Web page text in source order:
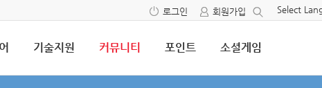
Select
로그인 회원가입
기술지원 커뮤니티 포인트 소셜게임